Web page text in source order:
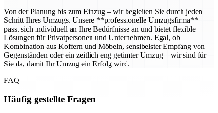
Von der Planung bis zum Einzug – wir begleiten Sie durch jeden
Schritt Ihres Umzugs. Unsere **professionelle Umzugsfirma**
passt sich individuell an Ihre Bedürfnisse an und bietet flexible
Lösungen für Privatpersonen und Unternehmen. Egal, ob
Kombination aus Koffern und Möbeln, sensibelster Empfang von
Gegenständen oder ein zeitlich eng getimter Umzug – wir sind für
Sie da, damit Ihr Umzug ein Erfolg wird.
FAQ
Häufig gestellte Fragen